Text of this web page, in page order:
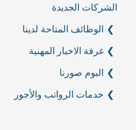
الشركات الجديدة
الوظائف المتاحة لدينا
غرفة الاخبار المهنية
البوم صورنا
خدمات الرواتب والأجور